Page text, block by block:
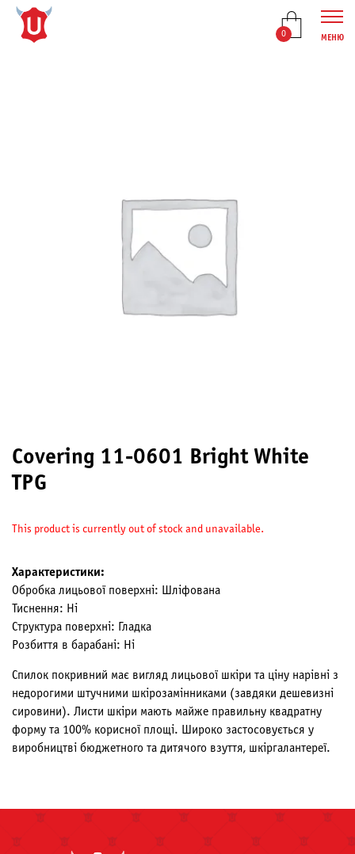
МЕНЮ
0
Covering 11-0601 Bright White
TPG
This product is currently out of stock and unavailable.
Характеристики:
Обробка лицьової поверхні: Шліфована
Тиснення: Ні
Структура поверхні: Гладка
Розбиття в барабані: Ні
Спилок покривний має вигляд лицьової шкіри та ціну нарівні з
недорогими штучними шкірозамінниками (завдяки дешевизні
сировини). Листи шкіри мають майже правильну квадратну
форму та 100% корисної площі. Широко застосовується у
виробництві бюджетного та дитячого взуття, шкіргалантереї.